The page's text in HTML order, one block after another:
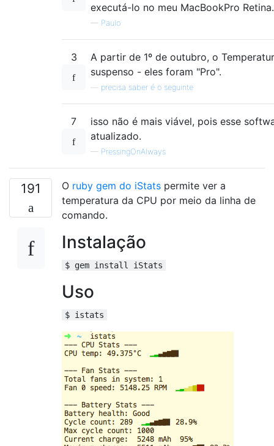
executá-lo no meu MacBookPro Retina.
— Paulo
3
A partir de 1º de outubro, o
suspenso - eles foram "Pro".
precisa saber é o seguinte
7
isso não é mais viável, pois esse
atualizado.
— PressingOnAlways
191 O ruby gem do iStats permite ver a
temperatura da CPU por meio da linha de
comando.
Instalação
$ gem install iStats
Uso
$ istats